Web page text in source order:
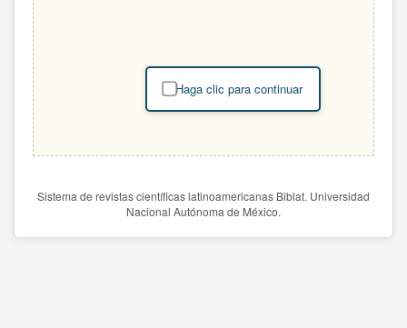
Haga clic para continuar
Sistema de revistas científicas latinoamericanas Biblat. Universidad
Nacional Autónoma de México.